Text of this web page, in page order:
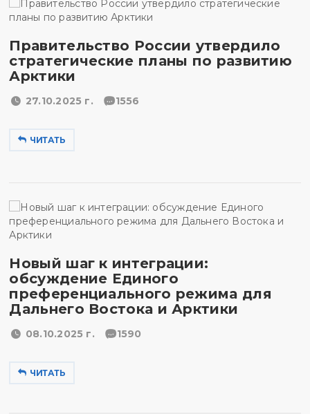
Правительство России утвердило
стратегические планы по развитию
Арктики
27.10.2025 г. 1556
ЧИТАТЬ
Новый шаг к интеграции:
обсуждение Единого
преференциального режима для
Дальнего Востока и Арктики
08.10.2025 г. 1590
ЧИТАТЬ